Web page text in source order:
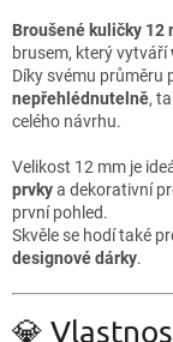
Broušené kuličky 12
brusem, který vytváří
Díky svému průměru
nepřehlédnutelně,
celého návrhu.
Velikost 12 mm je
prvkya dekorativní
první pohled.
Skvěle se hodí také
designové dárky.
💎